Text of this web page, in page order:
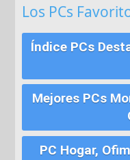
Los PCs
Índice PCs
Mejores PCs
PC Hogar,